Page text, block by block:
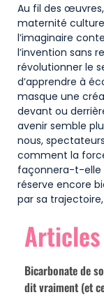
Au fil des
maternité
l’imaginaire
l’invention sans
révolutionner le
d’apprendre à
masque une
devant ou
avenir semble
nous,
comment la
façonnera-t-elle
réserve encore
par sa
Bicarbonate de
dit vraiment (et